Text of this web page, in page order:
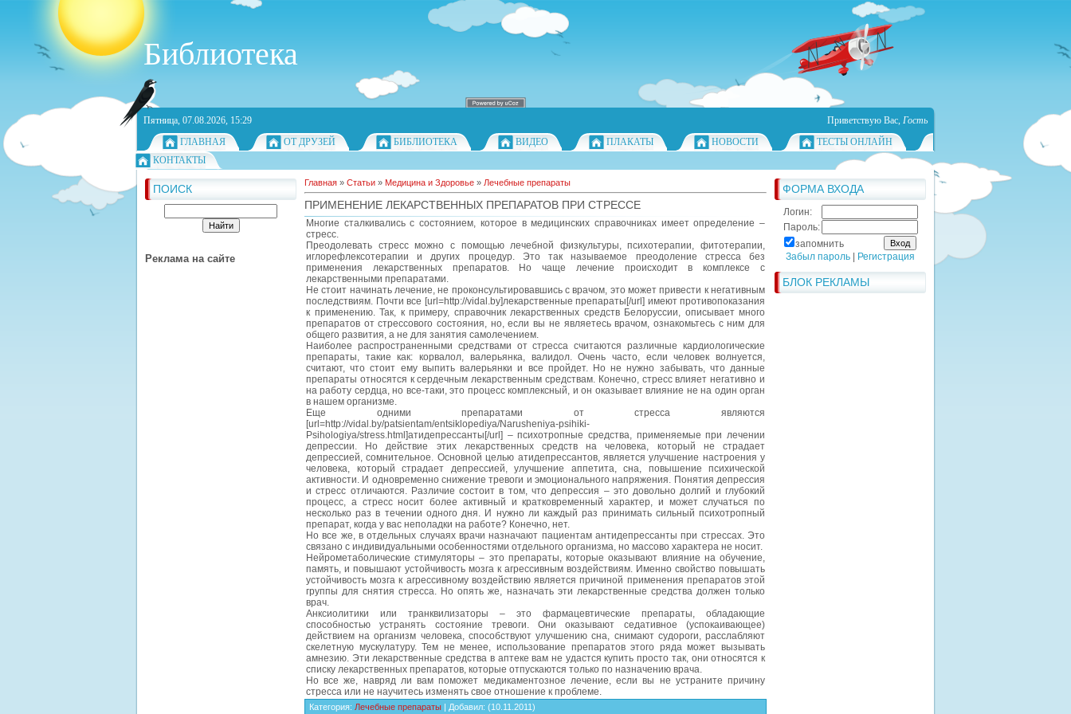
Библиотека
Пятница, 07.08.2026, 15:29 Приветствую Вас, Гость
ГЛАВНАЯ
ОТ ДРУЗЕЙ БИБЛИОТЕКА ВИДЕО ПЛАКАТЫ НОВОСТИ
ТЕСТЫ ОНЛАЙН
КОНТАКТЫ
ПОИСК
Реклама на сайте
ФОРМА ВХОДА
Логин:
Пароль:
запомнить
Забыл пароль
Регистрация
БЛОК РЕКЛАМЫ
Главная » Статьи » Медицина и Здоровье » Лечебные препараты
ПРИМЕНЕНИЕ ЛЕКАРСТВЕННЫХ ПРЕПАРАТОВ ПРИ СТРЕССЕ
Многие сталкивались с состоянием, которое в медицинских справочниках имеет определение –
стресс.
Преодолевать стресс можно с помощью лечебной физкультуры, психотерапии, фитотерапии,
иглорефлексотерапии и других процедур. Это так называемое преодоление стресса без
применения лекарственных препаратов. Но чаще лечение происходит в комплексе с
лекарственными препаратами.
Не стоит начинать лечение, не проконсультировавшись с врачом, это может привести к негативным
последствиям. Почти все [url=http://vidal.by]лекарственные препараты[/url] имеют противопоказания
к применению. Так, к примеру, справочник лекарственных средств Белоруссии, описывает много
препаратов от стрессового состояния, но, если вы не являетесь врачом, ознакомьтесь с ним для
общего развития, а не для занятия самолечением.
Наиболее распространенными средствами от стресса считаются различные кардиологические
препараты, такие как: корвалол, валерьянка, валидол. Очень часто, если человек волнуется,
считают, что стоит ему выпить валерьянки и все пройдет. Но не нужно забывать, что данные
препараты относятся к сердечным лекарственным средствам. Конечно, стресс влияет негативно и
на работу сердца, но все-таки, это процесс комплексный, и он оказывает влияние не на один орган
в нашем организме.
Еще одними препаратами от стресса являются
[url=http://vidal.by/patsientam/entsiklopediya/Narusheniya-psihiki-
Psihologiya/stress.html]атидепрессанты[/url] – психотропные средства, применяемые при лечении
депрессии. Но действие этих лекарственных средств на человека, который не страдает
депрессией, сомнительное. Основной целью атидепрессантов, является улучшение настроения у
человека, который страдает депрессией, улучшение аппетита, сна, повышение психической
активности. И одновременно снижение тревоги и эмоционального напряжения. Понятия депрессия
и стресс отличаются. Различие состоит в том, что депрессия – это довольно долгий и глубокий
процесс, а стресс носит более активный и кратковременный характер, и может случаться по
несколько раз в течении одного дня. И нужно ли каждый раз принимать сильный психотропный
препарат, когда у вас неполадки на работе? Конечно, нет.
Но все же, в отдельных случаях врачи назначают пациентам антидепрессанты при стрессах. Это
связано с индивидуальными особенностями отдельного организма, но массово характера не носит.
Нейрометаболические стимуляторы – это препараты, которые оказывают влияние на обучение,
память, и повышают устойчивость мозга к агрессивным воздействиям. Именно свойство повышать
устойчивость мозга к агрессивному воздействию является причиной применения препаратов этой
группы для снятия стресса. Но опять же, назначать эти лекарственные средства должен только
врач.
Анксиолитики или транквилизаторы – это фармацевтические препараты, обладающие
способностью устранять состояние тревоги. Они оказывают седативное (успокаивающее)
действием на организм человека, способствуют улучшению сна, снимают судороги, расслабляют
скелетную мускулатуру. Тем не менее, использование препаратов этого ряда может вызывать
амнезию. Эти лекарственные средства в аптеке вам не удастся купить просто так, они относятся к
списку лекарственных препаратов, которые отпускаются только по назначению врача.
Но все же, навряд ли вам поможет медикаментозное лечение, если вы не устраните причину
стресса или не научитесь изменять свое отношение к проблеме.
Категория: Лечебные препараты | Добавил: (10.11.2011)